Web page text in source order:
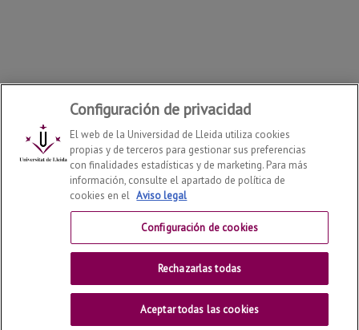
Departamento de Derecho2026
Contactar
Universitat de Lleida
Configuración de privacidad
El web de la Universidad de Lleida utiliza cookies
propias y de terceros para gestionar sus preferencias
con finalidades estadísticas y de marketing. Para más
información, consulte el apartado de política de
cookies en el Aviso legal
Configuración de cookies
Rechazarlas todas
Aceptar todas las cookies